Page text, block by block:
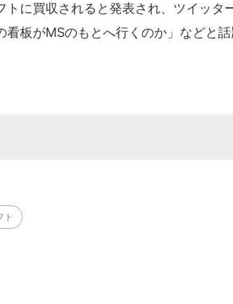
に買収されると発表され、ツイッタ
板がMSのもとへ行くのか」などと話
ト